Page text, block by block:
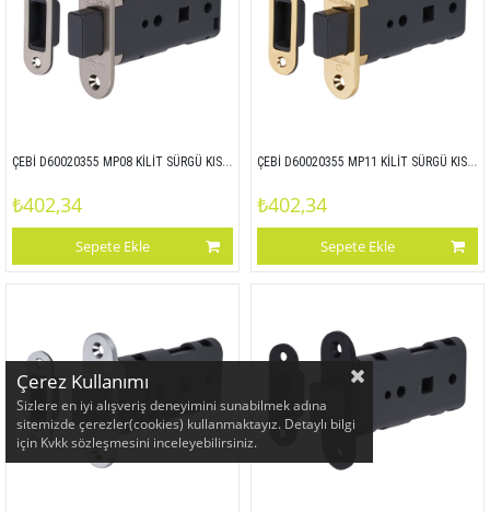
ÇEBİ D60020355 MP08 KİLİT SÜRGÜ KISMI - ZAMAK ALIN
₺402,34
Sepete Ekle
ÇEBİ D60020355 MP11 KİLİT SÜRGÜ KISMI - ZAMAK ALIN
₺402,34
Sepete Ekle
Çerez Kullanımı
Sizlere en iyi alışveriş deneyimini sunabilmek adına
sitemizde çerezler(cookies) kullanmaktayız. Detaylı bilgi
için Kvkk sözleşmesini inceleyebilirsiniz.